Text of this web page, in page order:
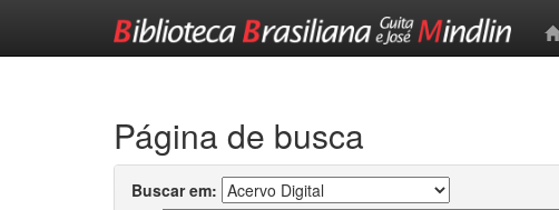
Página de busca
Buscar em: